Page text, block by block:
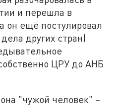
и перешла в
он ещё постулировал
других стран)
ЦРУ до АНБ
"чужой человек" –